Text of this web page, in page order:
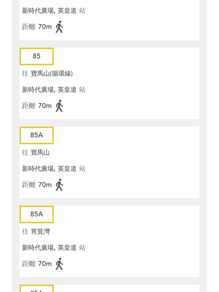
新時代廣場, 英皇道 站
距離 70m
85
往 寶馬山(循環線)
新時代廣場, 英皇道 站
距離 70m
85A
往 寶馬山
新時代廣場, 英皇道 站
距離 70m
85A
往 筲箕灣
新時代廣場, 英皇道 站
距離 70m